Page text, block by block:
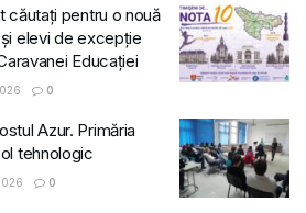
căutați pentru o nouă
elevi de excepție
Educației
0
Azur. Primăria
tehnologic
0